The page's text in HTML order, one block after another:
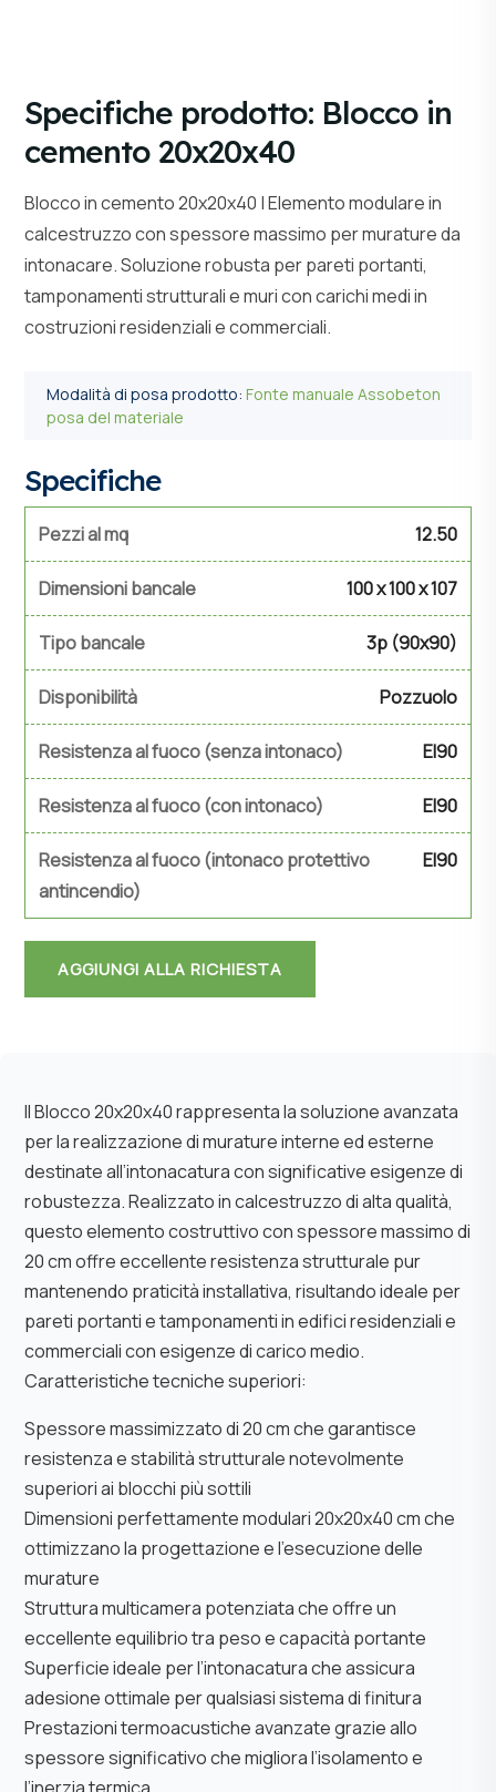
Specifiche prodotto: Blocco in
cemento 20x20x40
Blocco in cemento 20x20x40 | Elemento modulare in
calcestruzzo con spessore massimo per murature da
intonacare. Soluzione robusta per pareti portanti,
tamponamenti strutturali e muri con carichi medi in
costruzioni residenziali e commerciali.
Modalità di posa prodotto:Fonte manuale Assobeton
posa del materiale
Specifiche
Pezzi al mq 12.50
Dimensioni bancale 100 x 100 x 107
Tipo bancale 3p (90x90)
Disponibilità Pozzuolo
Resistenza al fuoco (senza intonaco) EI90
Resistenza al fuoco (con intonaco) EI90
Resistenza al fuoco (intonaco protettivo
antincendio)
EI90
AGGIUNGI ALLA RICHIESTA
Il Blocco 20x20x40 rappresenta la soluzione avanzata
per la realizzazione di murature interne ed esterne
destinate all’intonacatura con significative esigenze di
robustezza. Realizzato in calcestruzzo di alta qualità,
questo elemento costruttivo con spessore massimo di
20 cm offre eccellente resistenza strutturale pur
mantenendo praticità installativa, risultando ideale per
pareti portanti e tamponamenti in edifici residenziali e
commerciali con esigenze di carico medio.
Caratteristiche tecniche superiori:
Spessore massimizzato di 20 cm che garantisce
resistenza e stabilità strutturale notevolmente
superiori ai blocchi più sottili
Dimensioni perfettamente modulari 20x20x40 cm che
ottimizzano la progettazione e l’esecuzione delle
murature
Struttura multicamera potenziata che offre un
eccellente equilibrio tra peso e capacità portante
Superficie ideale per l’intonacatura che assicura
adesione ottimale per qualsiasi sistema di finitura
Prestazioni termoacustiche avanzate grazie allo
spessore significativo che migliora l’isolamento e